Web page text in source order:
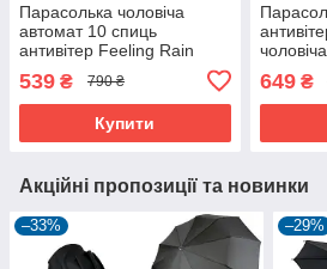
Парасолька чоловіча
автомат 10 спиць
антивітер Feeling Rain
складаний купол 104 см
Чорний (10390)
539 ₴ 790 ₴
Купити
(60842)
649₴
Акційні пропозиції та новинки
–33% –29%